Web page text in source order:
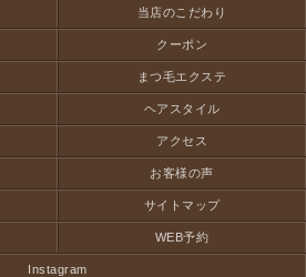
当店のこだわり
クーポン
まつ毛エクステ
ヘアスタイル
アクセス
お客様の声
サイトマップ
WEB予約
Instagram